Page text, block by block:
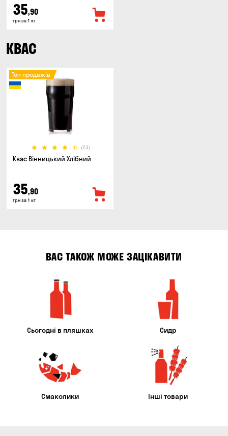
35,90
грн за 1 кг
КВАС
(23)
Топ продажів
Квас Вінницький Хлібний
35,90
грн за 1 кг
ВАС ТАКОЖ МОЖЕ ЗАЦІКАВИТИ
Сьогодні в пляшках Сидр
Смаколики Інші товари